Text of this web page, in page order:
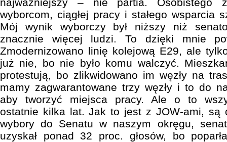
wyborcom, ciągłej pracy i stałego wsparcia
Mój wynik wyborczy był niższy niż
znacznie więcej ludzi. To dzięki mnie
Zmodernizowano linię kolejową E29, ale
już nie, bo nie było komu walczyć.
protestują, bo zlikwidowano im węzły na
mamy zagwarantowane trzy węzły i to do
aby tworzyć miejsca pracy. Ale o to
ostatnie kilka lat. Jak to jest z JOW-ami, są
wybory do Senatu w naszym okręgu,
uzyskał ponad 32 proc. głosów, bo